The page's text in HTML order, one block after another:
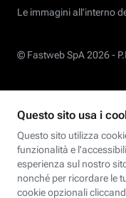
Le immagini all’interno
© Fastweb SpA 2026 -